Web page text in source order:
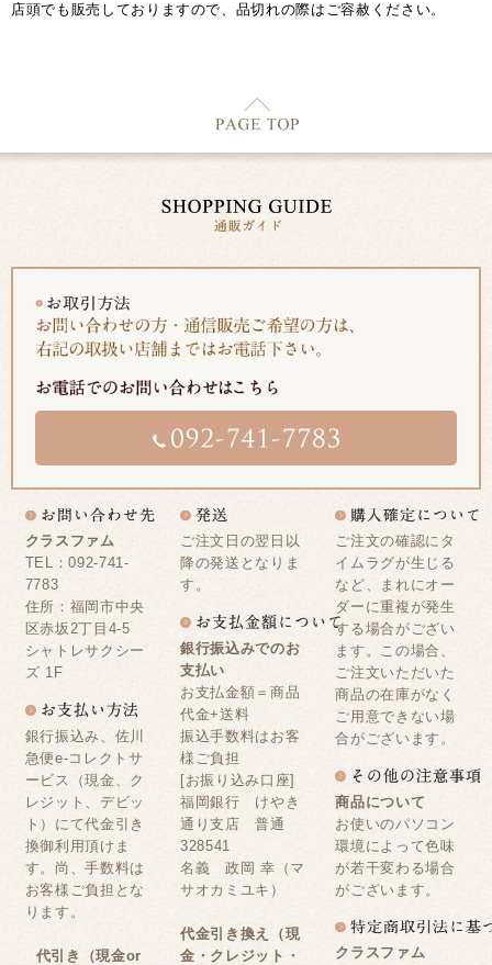
店頭でも販売しておりますので、品切れの際はご容赦ください。
クラスファム
TEL：092-741-
7783
住所：福岡市中央
区赤坂2丁目4-5
シャトレサクシー
ズ 1F
銀行振込み、佐川
急便e-コレクトサ
ービス（現金、ク
レジット、デビッ
ト）にて代金引き
換御利用頂けま
す。尚、手数料は
お客様ご負担とな
ります。
代引き（現金or
ご注文日の翌日以
降の発送となりま
す。
銀行振込みでのお
支払い
お支払金額＝商品
代金+送料
振込手数料はお客
様ご負担
[お振り込み口座]
福岡銀行 けやき
通り支店 普通
328541
名義 政岡 幸（マ
サオカミユキ）
代金引き換え（現
金・クレジット・
ご注文の確認にタ
イムラグが生じる
など、まれにオー
ダーに重複が発生
する場合がござい
ます。この場合、
ご注文いただいた
商品の在庫がなく
ご用意できない場
合がございます。
商品について
お使いのパソコン
環境によって色味
が若干変わる場合
がございます。
クラスファム